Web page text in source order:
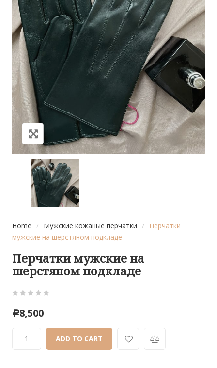
Home / Мужские кожаные перчатки /
Перчатки
мужские на шерстяном подкладе
Перчатки мужские на
шерстяном подкладе
out
based
Р8,500
ADD TO CART